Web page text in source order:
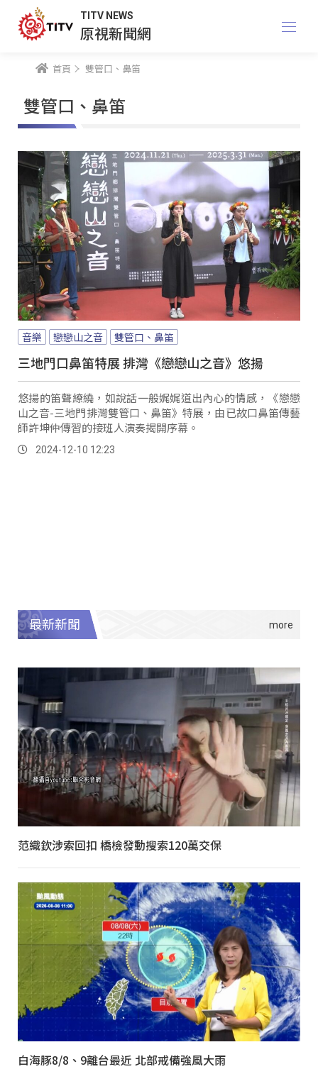
TITV NEWS
原視新聞網
首頁 雙管口、鼻笛
雙管口、鼻笛
音樂 戀戀山之音 雙管口、鼻笛
三地門口鼻笛特展 排灣《戀戀山之音》悠揚
悠揚的笛聲繚繞，如說話一般娓娓道出內心的情感，《戀戀
山之音-三地門排灣雙管口、鼻笛》特展，由已故口鼻笛傳藝
師許坤仲傳習的接班人演奏揭開序幕。
2024-12-10 12:23
最新新聞
范織欽涉索回扣 橋檢發動搜索120萬交保
白海豚8/8、9離台最近 北部戒備強風大雨